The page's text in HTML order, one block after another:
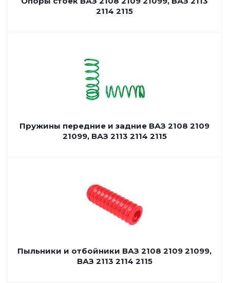
2114 2115
Пружины передние и задние ВАЗ 2108 2109
21099, ВАЗ 2113 2114 2115
Пыльники и отбойники ВАЗ 2108 2109 21099,
ВАЗ 2113 2114 2115